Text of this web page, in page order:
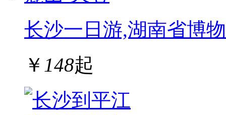
长沙一日游,湖南省博
￥ 148起